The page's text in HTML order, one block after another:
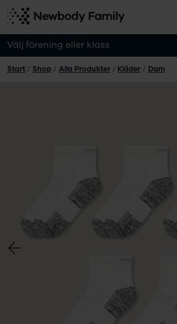
Välj förening eller klass
Start / Shop / Alla Produkter / Kläder / Dam